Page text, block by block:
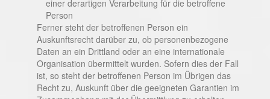
einer derartigen Verarbeitung für die betroffene
Person
Ferner steht der betroffenen Person ein
Auskunftsrecht darüber zu, ob personenbezogene
Daten an ein Drittland oder an eine internationale
Organisation übermittelt wurden. Sofern dies der Fall
ist, so steht der betroffenen Person im Übrigen das
Recht zu, Auskunft über die geeigneten Garantien im